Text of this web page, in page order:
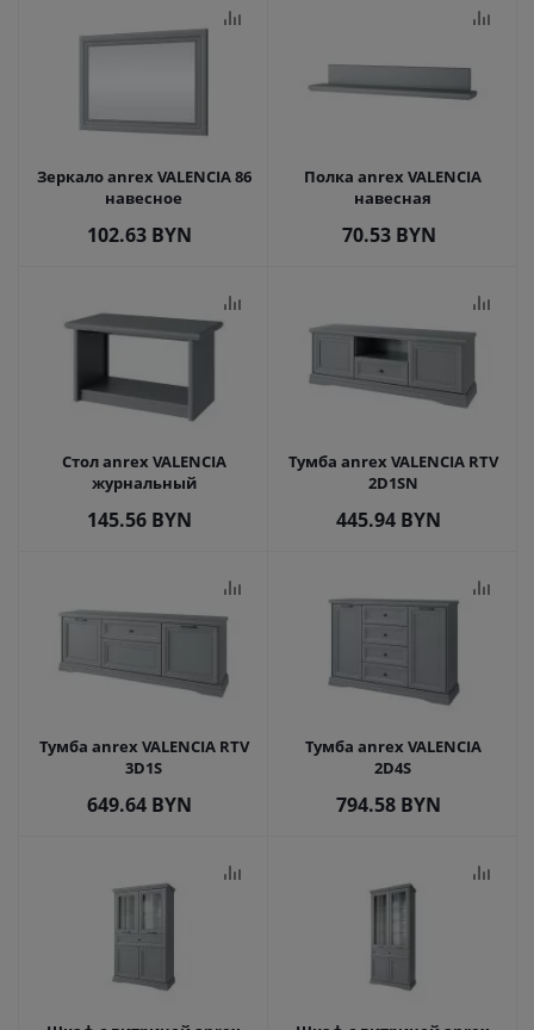
Зеркало anrex VALENCIA 86
навесное
102.63 BYN
Полка anrex VALENCIA
навесная
70.53BYN
Стол anrex VALENCIA
журнальный
145.56 BYN
Тумба anrex VALENCIA RTV
2D1SN
445.94 BYN
Тумба anrex VALENCIA RTV
3D1S
649.64 BYN
Тумба anrex VALENCIA
2D4S
794.58 BYN